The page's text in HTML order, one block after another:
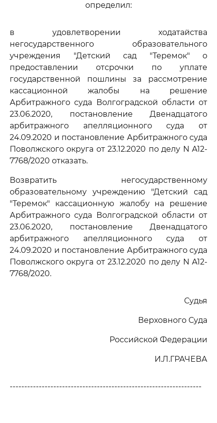
определил:
в удовлетворении ходатайства
негосударственного образовательного
учреждения "Детский сад "Теремок" о
предоставлении отсрочки по уплате
государственной пошлины за рассмотрение
кассационной жалобы на решение
Арбитражного суда Волгоградской области от
23.06.2020, постановление Двенадцатого
арбитражного апелляционного суда от
24.09.2020 и постановление Арбитражного суда
Поволжского округа от 23.12.2020 по делу N А12-
7768/2020 отказать.
Возвратить негосударственному
образовательному учреждению "Детский сад
"Теремок" кассационную жалобу на решение
Арбитражного суда Волгоградской области от
23.06.2020, постановление Двенадцатого
арбитражного апелляционного суда от
24.09.2020 и постановление Арбитражного суда
Поволжского округа от 23.12.2020 по делу N А12-
7768/2020.
Судья
Верховного Суда
Российской Федерации
И.Л.ГРАЧЕВА
------------------------------------------------------------------